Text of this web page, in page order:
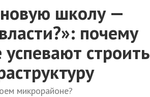
новую школу —
почему
строить
микрорайоне?